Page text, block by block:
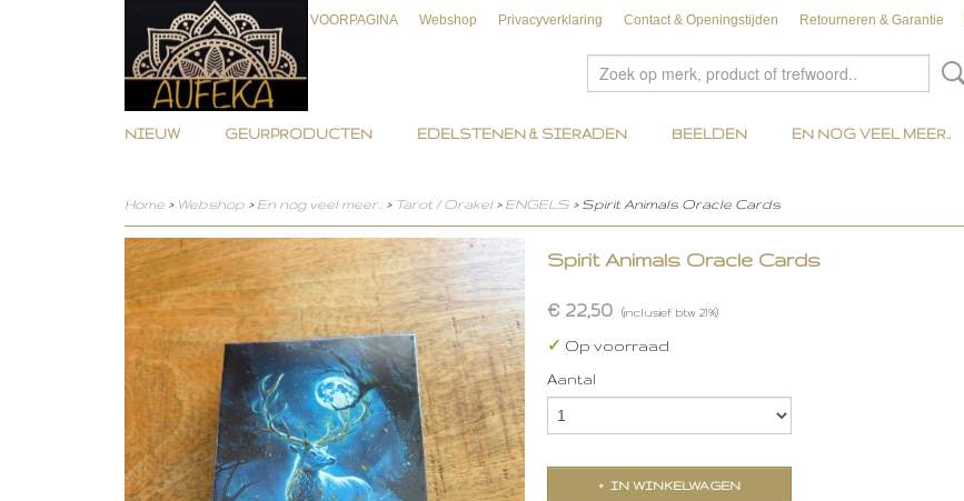
VOORPAGINA Webshop Privacyverklaring Contact & Openingstijden Retourneren & Garantie
NIEUW GEURPRODUCTEN EDELSTENEN & SIERADEN BEELDEN EN NOG VEEL MEER..
Home > Webshop > En nog veel meer.. > Tarot / Orakel> ENGELS > Spirit Animals Oracle Cards
Spirit Animals Oracle Cards
€ 22,50 (inclusief btw 21%)
✓ Op voorraad
Aantal
IN WINKELWAGEN